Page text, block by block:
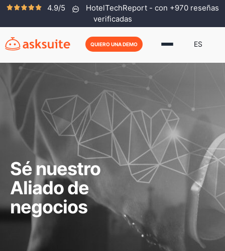
4.9/5
HotelTechReport - con +970 reseñas
verificadas
QUIERO UNA DEMO ES
Sé nuestro
Aliado de
negocios